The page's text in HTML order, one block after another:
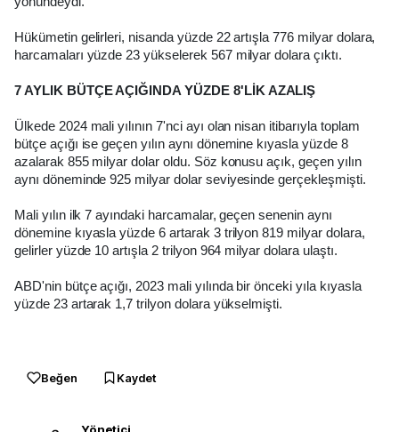
Hükümetin gelirleri, nisanda yüzde 22 artışla 776 milyar dolara,
harcamaları yüzde 23 yükselerek 567 milyar dolara çıktı.
7 AYLIK BÜTÇE AÇIĞINDA YÜZDE 8'LİK AZALIŞ
Ülkede 2024 mali yılının 7'nci ayı olan nisan itibarıyla toplam
bütçe açığı ise geçen yılın aynı dönemine kıyasla yüzde 8
azalarak 855 milyar dolar oldu. Söz konusu açık, geçen yılın
aynı döneminde 925 milyar dolar seviyesinde gerçekleşmişti.
Mali yılın ilk 7 ayındaki harcamalar, geçen senenin aynı
dönemine kıyasla yüzde 6 artarak 3 trilyon 819 milyar dolara,
gelirler yüzde 10 artışla 2 trilyon 964 milyar dolara ulaştı.
ABD'nin bütçe açığı, 2023 mali yılında bir önceki yıla kıyasla
yüzde 23 artarak 1,7 trilyon dolara yükselmişti.
Beğen Kaydet
Yönetici